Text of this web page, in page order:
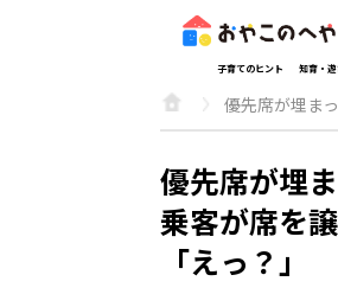
子育てのヒント 知育・
優先席が埋ま
優先席が埋
乗客が席を
「えっ？」